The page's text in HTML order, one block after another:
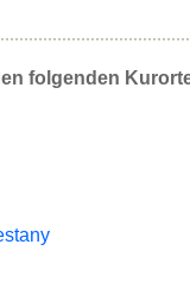
folgenden